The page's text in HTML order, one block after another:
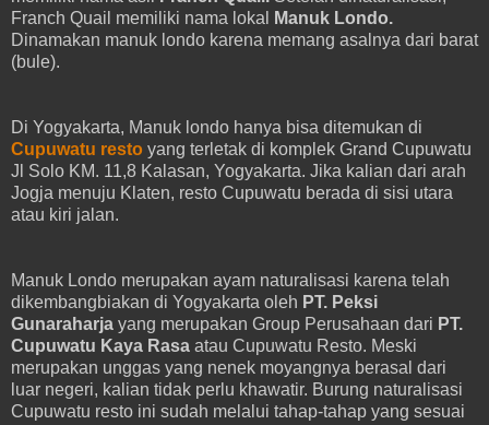
Franch Quail memiliki nama lokal
Manuk Londo.
Dinamakan manuk londo karena memang asalnya dari barat
(bule).
Di Yogyakarta, Manuk londo hanya bisa ditemukan di
Cupuwatu resto yang terletak di komplek Grand Cupuwatu
Jl Solo KM. 11,8 Kalasan, Yogyakarta. Jika kalian dari arah
Jogja menuju Klaten, resto Cupuwatu berada di sisi utara
atau kiri jalan.
Manuk Londo merupakan ayam naturalisasi karena telah
dikembangbiakan di Yogyakarta oleh PT. Peksi
Gunaraharja yang merupakan Group Perusahaan dari PT.
Cupuwatu Kaya Rasa atau Cupuwatu Resto. Meski
merupakan unggas yang nenek moyangnya berasal dari
luar negeri, kalian tidak perlu khawatir. Burung naturalisasi
Cupuwatu resto ini sudah melalui tahap-tahap yang sesuai